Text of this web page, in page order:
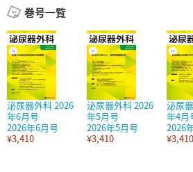
巻号一覧
泌尿器外科 2026
年6月号
2026年6月号
¥3,410
泌尿器外科 2026
年5月号
2026年5月号
¥3,410
泌尿
年4月
2026
¥3,410